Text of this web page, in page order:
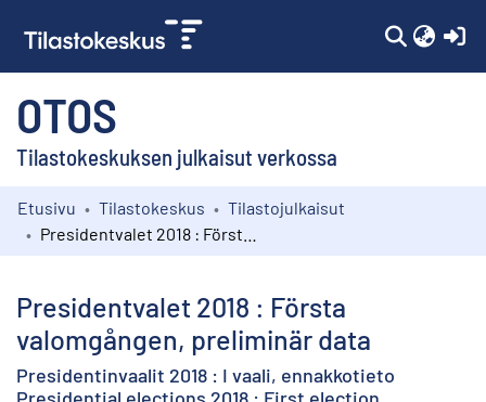
OTOS
Tilastokeskuksen julkaisut verkossa
Kokoelmat
Etusivu Tilastokeskus
Tilastojulkaisut
Presidentvalet 2018 : Första
valomgången, preliminär data
Presidentinvaalit 2018 : I vaali, ennakkotieto